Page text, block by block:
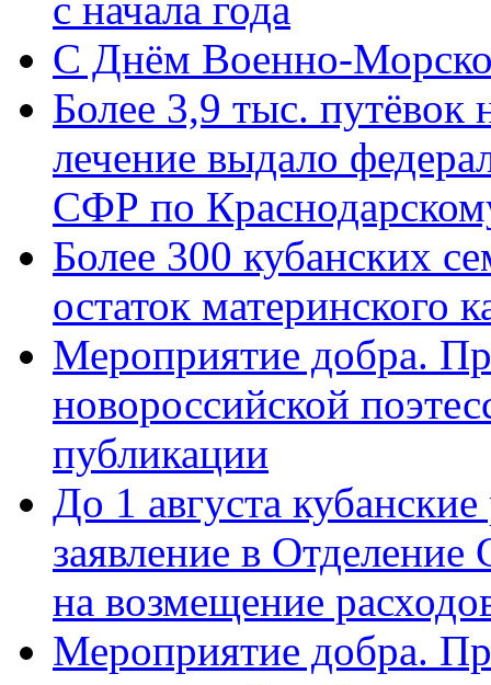
C Днём Военно-
Более 3,9 тыс. путёвок
лечение выдало
СФР по
Более 300 кубанских
остаток материнского
Мероприятие добра.
новороссийской
публикации
До 1 августа
заявление в
на возмещение
Мероприятие добра.